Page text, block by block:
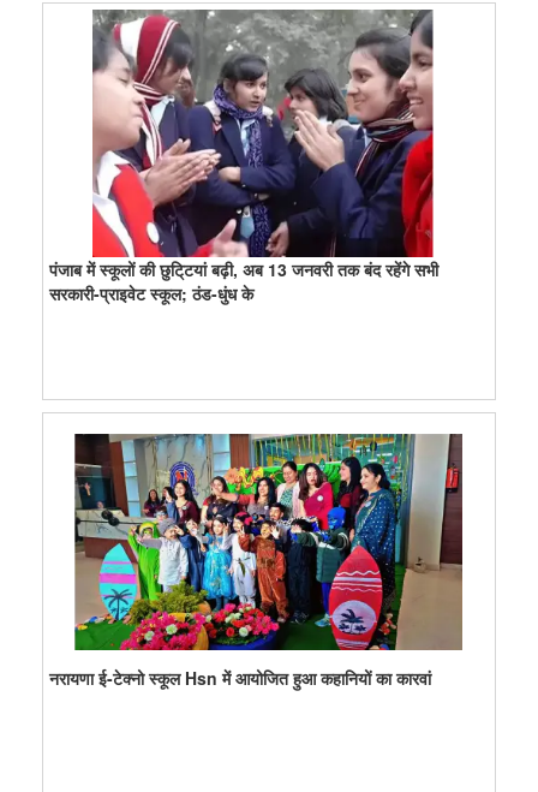
पंजाब में स्कूलों की छुटि्टयां बढ़ी, अब 13 जनवरी तक बंद रहेंगे सभी
सरकारी-प्राइवेट स्कूल; ठंड-धुंध के
नरायणा ई-टेक्नो स्कूल Hsn में आयोजित हुआ कहानियों का कारवां